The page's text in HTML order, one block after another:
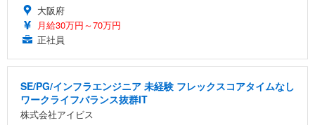
大阪府
月給30万円～70万円
正社員
SE/PG/インフラエンジニア 未経験 フレックスコアタイムなし
ワークライフバランス抜群IT
株式会社アイビス